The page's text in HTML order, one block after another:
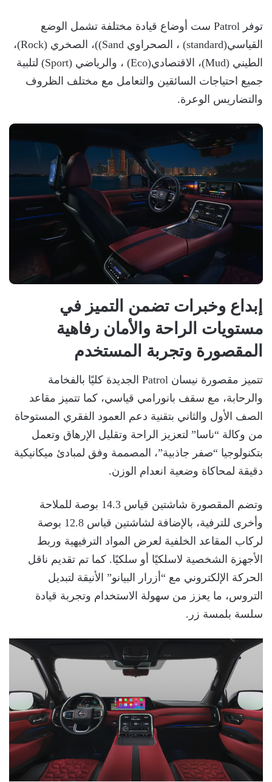
توفر Patrol ست أوضاع قيادة مختلفة تشمل الوضع
القياسي(standard) ، الصحراوي Sand))، الصخري (Rock)،
الطيني (Mud)، الاقتصادي(Eco) ، والرياضي (Sport) لتلبية
جميع احتياجات السائقين والتعامل مع مختلف الظروف
والتضاريس الوعرة.
إبداع وخبرات تضمن التميز في
مستويات الراحة والأمان رفاهية
المقصورة وتجربة المستخدم
تتميز مقصورة نيسان Patrol الجديدة كليًا بالفخامة
والرحابة، مع سقف بانورامي قياسي، كما تتميز مقاعد
الصف الأول والثاني بتقنية دعم العمود الفقري المستوحاة
من وكالة “ناسا” لتعزيز الراحة وتقليل الإرهاق وتعمل
بتكنولوجيا “صفر جاذبية”، المصممة وفق لمبادئ ميكانيكية
دقيقة لمحاكاة وضعية انعدام الوزن.
وتضم المقصورة شاشتين قياس 14.3 بوصة للملاحة
وأخرى للترفية، بالإضافة لشاشتين قياس 12.8 بوصة
لركاب المقاعد الخلفية لعرض المواد الترفيهية وربط
الأجهزة الشخصية لاسلكيًا أو سلكيًا. كما تم تقديم ناقل
الحركة الإلكتروني مع “أزرار البيانو” الأنيقة لتبديل
التروس، ما يعزز من سهولة الاستخدام وتجربة قيادة
سلسة بلمسة زر.